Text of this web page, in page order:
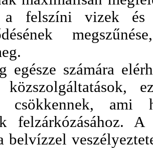
a felszíni vizek és
egésze számára
közszolgáltatások,
csökkennek, ami
felzárkózásához. A
belvízzel